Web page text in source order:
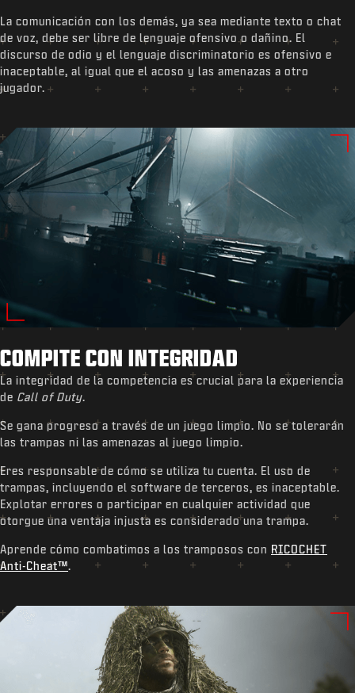
La comunicación con los demás, ya sea mediante texto o chat
de voz, debe ser libre de lenguaje ofensivo o dañino. El
discurso de odio y el lenguaje discriminatorio es ofensivo e
inaceptable, al igual que el acoso y las amenazas a otro
jugador.
COMPITE CON INTEGRIDAD
La integridad de la competencia es crucial para la experiencia
de Call of Duty.
Se gana progreso a través de un juego limpio. No se tolerarán
las trampas ni las amenazas al juego limpio.
Eres responsable de cómo se utiliza tu cuenta. El uso de
trampas, incluyendo el software de terceros, es inaceptable.
Explotar errores o participar en cualquier actividad que
otorgue una ventaja injusta es considerado una trampa.
Aprende cómo combatimos a los tramposos con RICOCHET
Anti-Cheat™.